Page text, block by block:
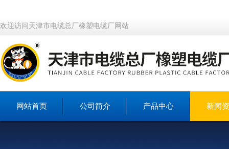
欢迎访问天津市电缆总厂橡塑电缆厂网站
网站首页 公司简介 产品中心 新闻